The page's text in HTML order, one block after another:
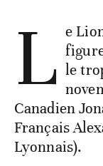
L e
le
Canadien
Français
Lyonnais).